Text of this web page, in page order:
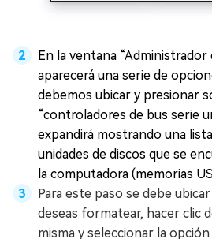
En la ventana “Administrador
aparecerá una serie de
debemos ubicar y presionar
“controladores de bus serie
expandirá mostrando una
unidades de discos que se
la computadora (memorias
Para este paso se debe
deseas formatear, hacer clic
misma y seleccionar la